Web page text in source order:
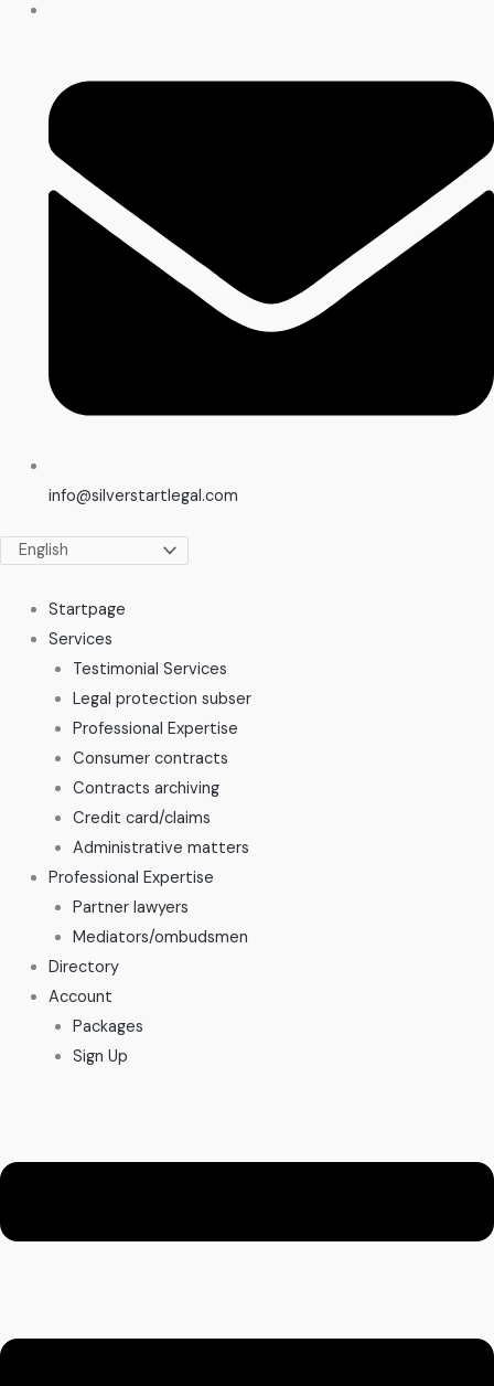
info@silverstartlegal.com
Startpage
Services
Testimonial Services
Legal protection subser
Professional Expertise
Consumer contracts
Contracts archiving
Credit card/claims
Administrative matters
Professional Expertise
Partner lawyers
Mediators/ombudsmen
Directory
Account
Packages
Sign Up